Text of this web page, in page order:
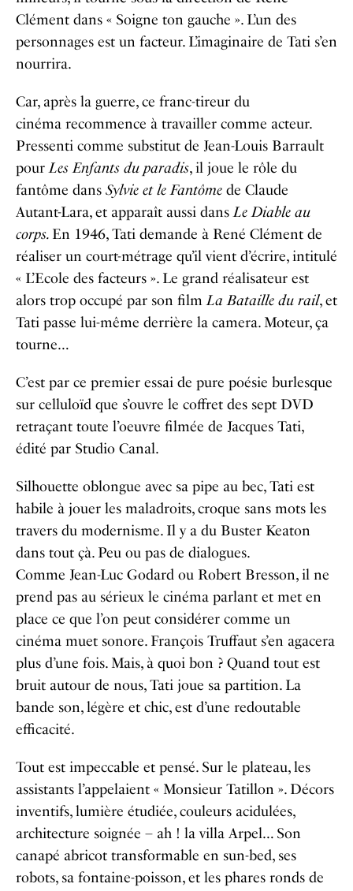
Clément dans « Soigne ton gauche ». L’un des
personnages est un facteur. L’imaginaire de Tati s’en
nourrira.
Car, après la guerre, ce franc-tireur du
cinéma recommence à travailler comme acteur.
Pressenti comme substitut de Jean-Louis Barrault
pourLes Enfants du paradis, il joue le rôle du
fantôme dans Sylvie et le Fantôme de Claude
Autant-Lara, et apparaît aussi dansLe Diable au
corps. En 1946, Tati demande à René Clément de
réaliser un court-métrage qu’il vient d’écrire, intitulé
« L’Ecole des facteurs ». Le grand réalisateur est
alors trop occupé par son filmLa Bataille du rail, et
Tati passe lui-même derrière la camera. Moteur, ça
tourne…
C’est par ce premier essai de pure poésie burlesque
sur celluloïd que s’ouvre le coffret des sept DVD
retraçant toute l’oeuvre filmée de Jacques Tati,
édité par Studio Canal.
Silhouette oblongue avec sa pipe au bec, Tati est
habile à jouer les maladroits, croque sans mots les
travers du modernisme. Il y a du Buster Keaton
dans tout çà. Peu ou pas de dialogues.
Comme Jean-Luc Godard ou Robert Bresson, il ne
prend pas au sérieux le cinéma parlant et met en
place ce que l’on peut considérer comme un
cinéma muet sonore. François Truffaut s’en agacera
plus d’une fois. Mais, à quoi bon ? Quand tout est
bruit autour de nous, Tati joue sa partition. La
bande son, légère et chic, est d’une redoutable
efficacité.
Tout est impeccable et pensé. Sur le plateau, les
assistants l’appelaient « Monsieur Tatillon ». Décors
inventifs, lumière étudiée, couleurs acidulées,
architecture soignée – ah ! la villa Arpel… Son
canapé abricot transformable en sun-bed, ses
robots, sa fontaine-poisson, et les phares ronds de